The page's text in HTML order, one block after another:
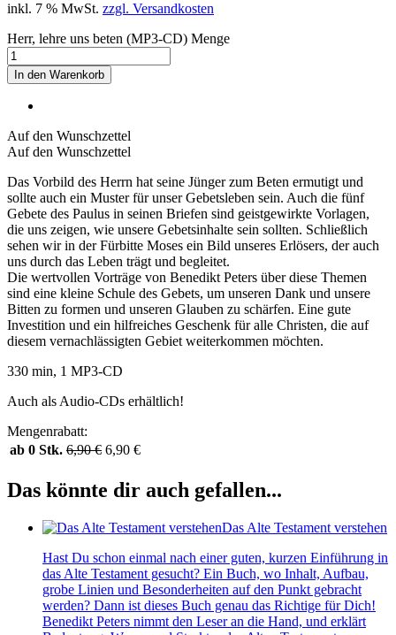
inkl. 7 % MwSt. zzgl. Versandkosten
Herr, lehre uns beten (MP3-CD) Menge
In den Warenkorb
Auf den Wunschzettel
Auf den Wunschzettel
Das Vorbild des Herrn hat seine Jünger zum Beten ermutigt und
sollte auch ein Muster für unser Gebetsleben sein. Auch die fünf
Gebete des Paulus in seinen Briefen sind geistgewirkte Vorlagen,
die uns zeigen, wie unsere Gebetsinhalte sein sollten. Schließlich
sehen wir in der Fürbitte Moses ein Bild unseres Erlösers, der auch
uns durch das Leben trägt und begleitet.
Die wertvollen Vorträge von Benedikt Peters über diese Themen
sind eine kleine Schule des Gebets, um unseren Dank und unsere
Bitten zu formen und unseren Glauben zu schärfen. Eine gute
Investition und ein hilfreiches Geschenk für alle Christen, die auf
diesem vernachlässigten Gebiet weiterkommen möchten.
330 min, 1 MP3-CD
Auch als Audio-CDs erhältlich!
Mengenrabatt:
ab 0 Stk. 6,90€ 6,90 €
Das könnte dir auch gefallen...
Das Alte Testament verstehen
Hast Du schon einmal nach einer guten, kurzen Einführung in
das Alte Testament gesucht? Ein Buch, wo Inhalt, Aufbau,
grobe Linien und Besonderheiten auf den Punkt gebracht
werden? Dann ist dieses Buch genau das Richtige für Dich!
Benedikt Peters nimmt den Leser an die Hand, und erklärt